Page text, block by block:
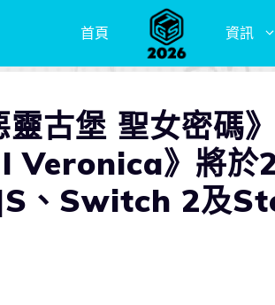
首頁 資訊
古堡 聖女密碼
Veronica》將於
、Switch 2及